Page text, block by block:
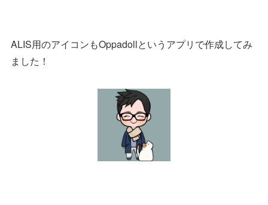
ALIS用のアイコンもOppadollというアプリで作成してみ
ました！